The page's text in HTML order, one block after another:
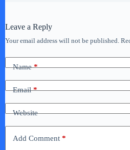
Leave a Reply
Your email address will not be published.
Name*
Email*
Website
Add Comment *